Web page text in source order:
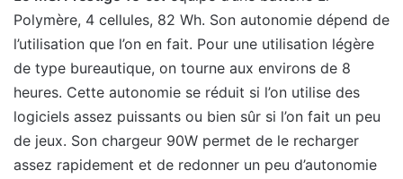
Polymère, 4 cellules, 82 Wh. Son autonomie dépend de
l’utilisation que l’on en fait. Pour une utilisation légère
de type bureautique, on tourne aux environs de 8
heures. Cette autonomie se réduit si l’on utilise des
logiciels assez puissants ou bien sûr si l’on fait un peu
de jeux. Son chargeur 90W permet de le recharger
assez rapidement et de redonner un peu d’autonomie